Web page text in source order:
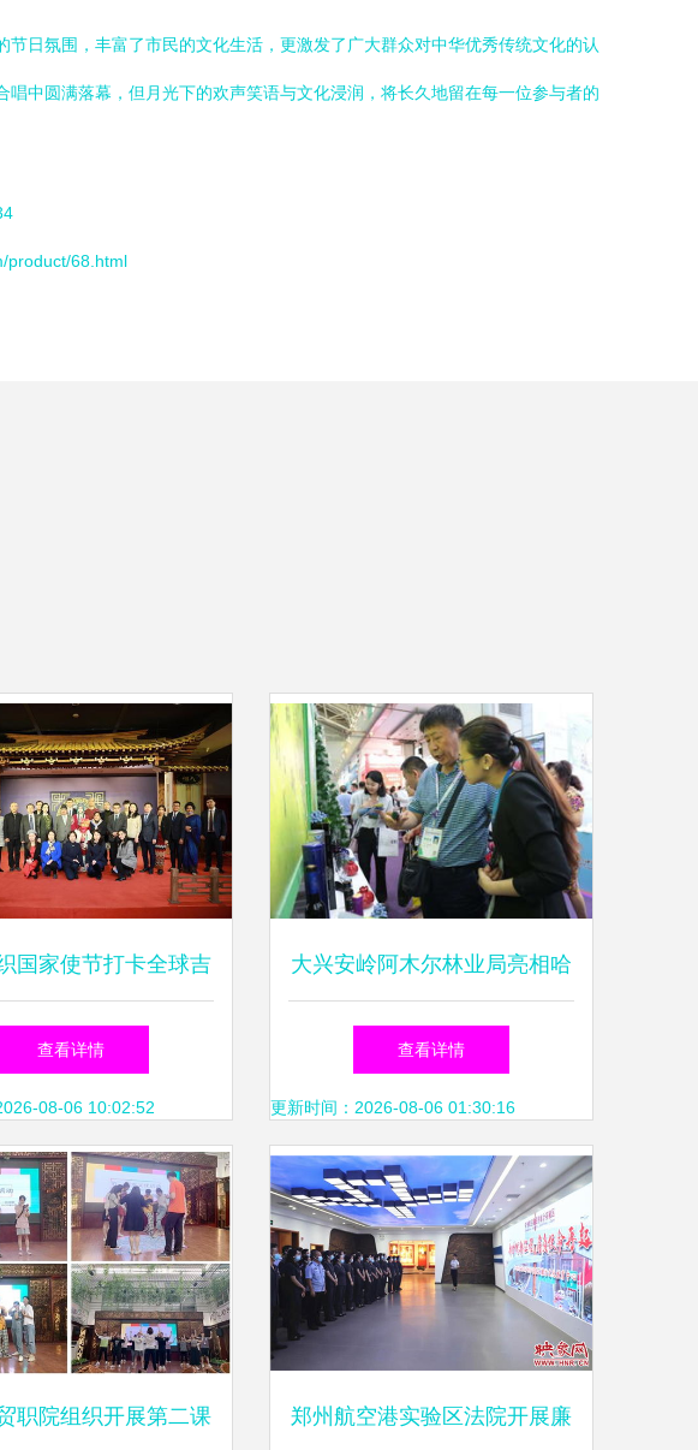
日氛围，丰富了市民的文化生活，更激发了广大群众对中华优秀传统文化的认
中圆满落幕，但月光下的欢声笑语与文化浸润，将长久地留在每一位参与者的
product/68.html
国家使节打卡全球吉
设计大赛邀请展 沉浸
中国生肖文化魅力
查看详情
08-06 10:02:52
大兴安岭阿木尔林业局亮相哈
洽会，组织文化艺术交流活动
查看详情
更新时间：2026-08-06 01:30:16
职院组织开展第二课 郑州航空港实验区法院开展廉